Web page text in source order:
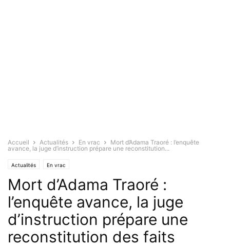
Accueil Actualités En vrac
Mort d’Adama Traoré : l’enquête
avance, la juge d’instruction prépare une reconstitution...
Actualités En vrac
Mort d’Adama Traoré :
l’enquête avance, la juge
d’instruction prépare une
reconstitution des faits